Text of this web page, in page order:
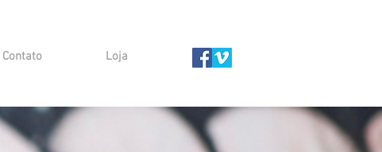
Contato Loja